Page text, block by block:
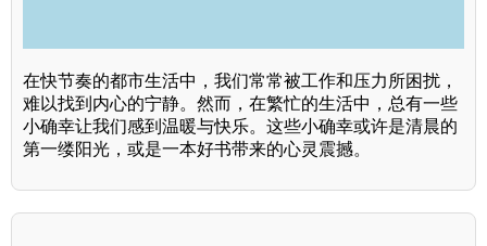
在快节奏的都市生活中，我们常常被工作和压力所困扰，
难以找到内心的宁静。然而，在繁忙的生活中，总有一些
小确幸让我们感到温暖与快乐。这些小确幸或许是清晨的
第一缕阳光，或是一本好书带来的心灵震撼。